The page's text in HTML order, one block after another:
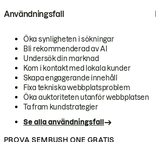
Användningsfall
Öka synligheten i sökningar
Bli rekommenderad av AI
Undersök din marknad
Kom i kontakt med lokala kunder
Skapa engagerande innehåll
Fixa tekniska webbplatsproblem
Öka auktoriteten utanför webbplatsen
Ta fram kundstrategier
Se alla användningsfall
PROVA SEMRUSH ONE GRATIS